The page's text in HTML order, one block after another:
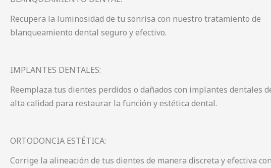
Recupera la luminosidad de tu sonrisa con nuestro tratamiento de
blanqueamiento dental seguro y efectivo.
IMPLANTES DENTALES:
Reemplaza tus dientes perdidos o dañados con implantes dentales
alta calidad para restaurar la función y estética dental.
ORTODONCIA ESTÉTICA:
Corrige la alineación de tus dientes de manera discreta y efectiva con